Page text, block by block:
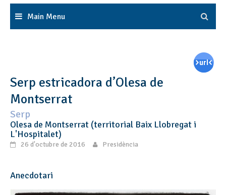
Main Menu
Serp estricadora d’Olesa de
Montserrat
Serp
Olesa de Montserrat (territorial Baix Llobregat i
L'Hospitalet)
26 d'octubre de 2016 Presidència
Anecdotari